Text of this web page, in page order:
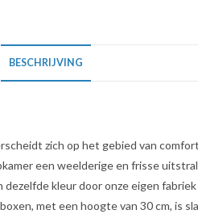
BESCHRIJVING
zich op het gebied van
een weelderige en frisse
kleur door onze eigen
met een hoogte van 30 cm, is